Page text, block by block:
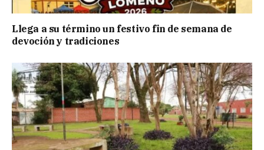
Llega a su término un festivo fin de semana de
devoción y tradiciones